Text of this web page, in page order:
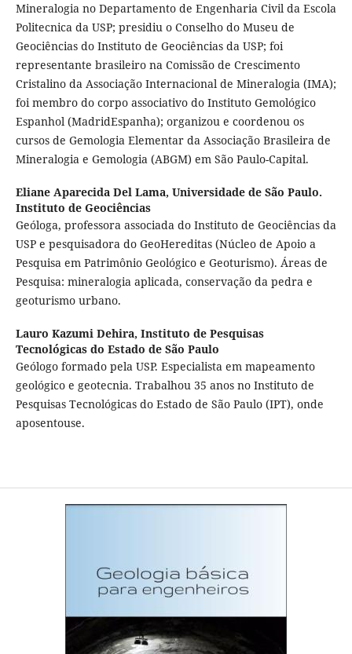
Mineralogia no Departamento de Engenharia Civil da Escola
Politecnica da USP; presidiu o Conselho do Museu de
Geociências do Instituto de Geociências da USP; foi
representante brasileiro na Comissão de Crescimento
Cristalino da Associação Internacional de Mineralogia (IMA);
foi membro do corpo associativo do Instituto Gemológico
Espanhol (MadridEspanha); organizou e coordenou os
cursos de Gemologia Elementar da Associação Brasileira de
Mineralogia e Gemologia (ABGM) em São Paulo-Capital.
Eliane Aparecida Del Lama, Universidade de São Paulo.
Instituto de Geociências
Geóloga, professora associada do Instituto de Geociências da
USP e pesquisadora do GeoHereditas (Núcleo de Apoio a
Pesquisa em Patrimônio Geológico e Geoturismo). Áreas de
Pesquisa: mineralogia aplicada, conservação da pedra e
geoturismo urbano.
Lauro Kazumi Dehira, Instituto de Pesquisas
Tecnológicas do Estado de São Paulo
Geólogo formado pela USP. Especialista em mapeamento
geológico e geotecnia. Trabalhou 35 anos no Instituto de
Pesquisas Tecnológicas do Estado de São Paulo (IPT), onde
aposentouse.